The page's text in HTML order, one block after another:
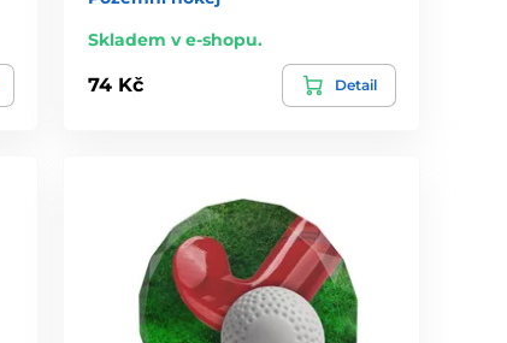
Skladem v e-shopu.
74 Kč Detail